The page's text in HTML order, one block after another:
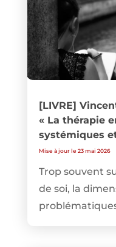
[LIVRE]
« La thérapie
systémiques
Mise à jour le 23 mai 2026
Trop souvent
de soi, la